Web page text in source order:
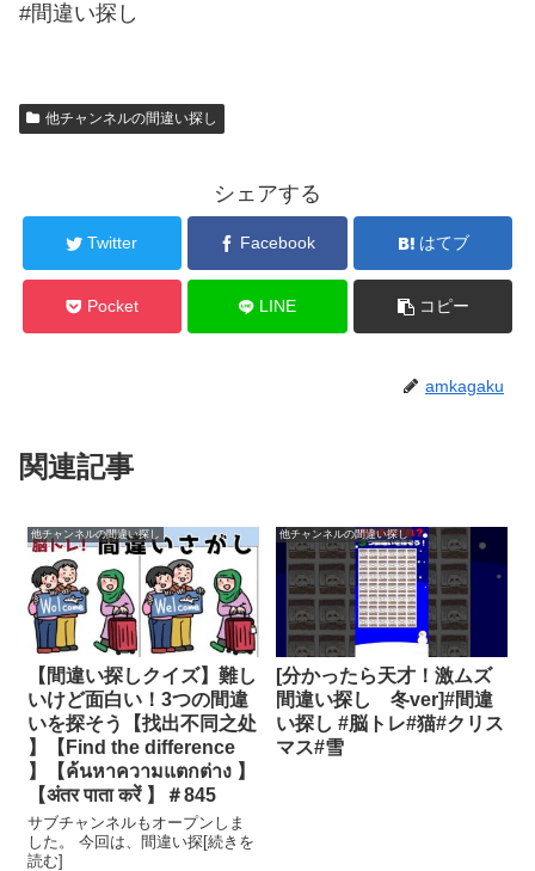
#間違い探し
他チャンネルの間違い探し
シェアする
Twitter Facebook はてブ
Pocket LINE コピー
amkagaku
関連記事
他チャンネルの間違い探し
【間違い探しクイズ】難し
いけど面白い！3つの間違
いを探そう【找出不同之处
】【Find the difference
】【ค้นหาความแตกต่าง 】
【अंतर पाता करें 】＃845
サブチャンネルもオープンしま
した。 今回は、間違い探[続きを
読む]
他チャンネルの間違い探し
[分かったら天才！激ムズ
間違い探し 冬ver]#間違
い探し #脳トレ#猫#クリス
マス#雪